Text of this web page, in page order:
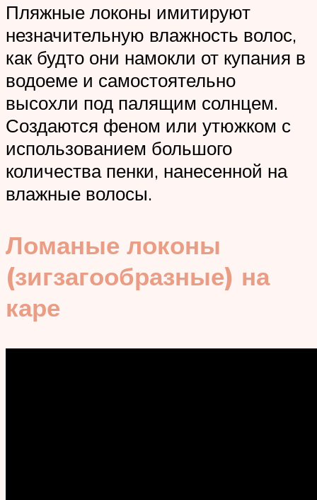
Пляжные локоны имитируют
незначительную влажность волос,
как будто они намокли от купания в
водоеме и самостоятельно
высохли под палящим солнцем.
Создаются феном или утюжком с
использованием большого
количества пенки, нанесенной на
влажные волосы.
Ломаные локоны
(зигзагообразные) на
каре